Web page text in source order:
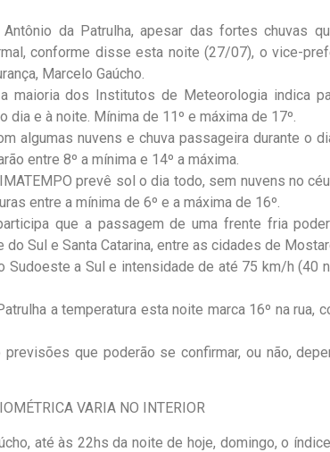
da Patrulha, apesar das fortes chuvas
conforme disse esta noite (27/07), o vice-
Marcelo Gaúcho.
maioria dos Institutos de Meteorologia indica
dia e à noite. Mínima de 11º e máxima de 17º.
algumas nuvens e chuva passageira durante o
entre 8º a mínima e 14º a máxima.
prevê sol o dia todo, sem nuvens no
entre a mínima de 6º e a máxima de 16º.
que a passagem de uma frente fria
do Sul e Santa Catarina, entre as cidades de
Sudoeste a Sul e intensidade de até 75 km/h (40
a temperatura esta noite marca 16º na rua,
que poderão se confirmar, ou não,
VARIA NO INTERIOR
até às 22hs da noite de hoje, domingo, o